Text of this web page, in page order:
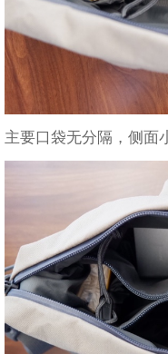
主要口袋无分隔，侧面